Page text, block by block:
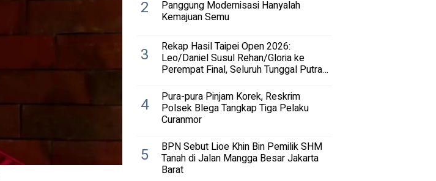
2 Panggung Modernisasi Hanyalah
Kemajuan Semu
3 Rekap Hasil Taipei Open 2026:
Leo/Daniel Susul Rehan/Gloria ke
Perempat Final, Seluruh Tunggal Putra
4 Pura-pura Pinjam Korek, Reskrim
Polsek Blega Tangkap Tiga Pelaku
Curanmor
5 BPN Sebut Lioe Khin Bin Pemilik SHM
Tanah di Jalan Mangga Besar Jakarta
Barat